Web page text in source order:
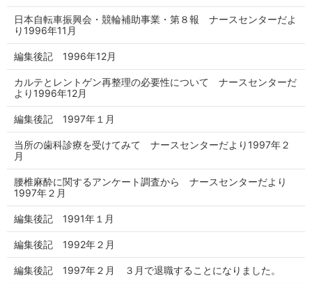
日本自転車振興会・競輪補助事業・第８報 ナースセンターだよ
り1996年11月
編集後記 1996年12月
カルテとレントゲン再整理の必要性について ナースセンターだ
より1996年12月
編集後記 1997年１月
当所の歯科診療を受けてみて ナースセンターだより1997年２
月
腰椎麻酔に関するアンケート調査から ナースセンターだより
1997年２月
編集後記 1991年１月
編集後記 1992年２月
編集後記 1997年２月 ３月で退職することになりました。